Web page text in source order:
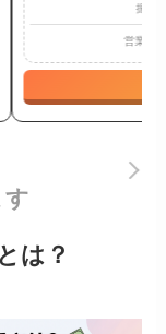
振込
営業時
す
は？